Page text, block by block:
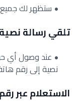
ستظهر لك جميع
تلقي رسالة
عند وصول أي
نصية إلى رقم
الاستعلام عبر